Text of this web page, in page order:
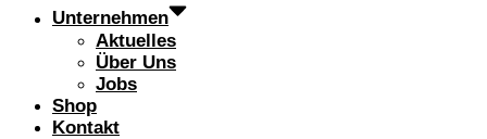
Unternehmen
Aktuelles
Über Uns
Jobs
Shop
Kontakt